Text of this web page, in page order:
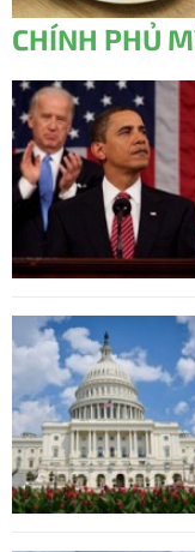
CHÍNH PHỦ